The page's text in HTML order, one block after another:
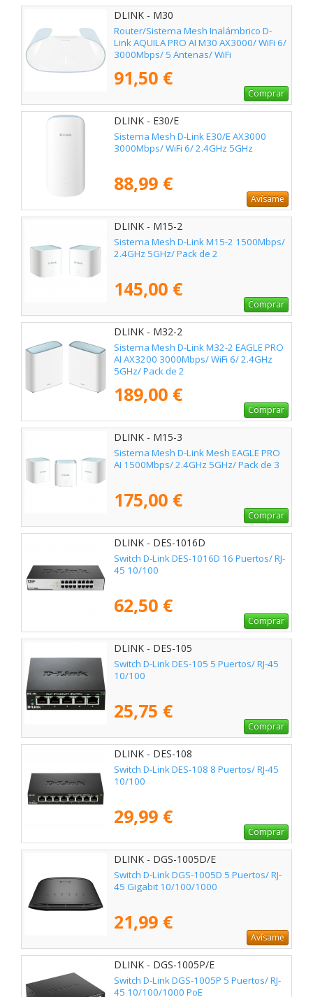
DLINK - M30
Router/Sistema Mesh Inalámbrico D-
Link AQUILA PRO AI M30 AX3000/ WiFi 6/
3000Mbps/ 5 Antenas/ WiFi
91,50 €
Comprar
DLINK - E30/E
Sistema Mesh D-Link E30/E AX3000
3000Mbps/ WiFi 6/ 2.4GHz 5GHz
88,99 €
Avísame
DLINK - M15-2
Sistema Mesh D-Link M15-2 1500Mbps/
2.4GHz 5GHz/ Pack de 2
145,00 €
Comprar
DLINK - M32-2
Sistema Mesh D-Link M32-2 EAGLE PRO
AI AX3200 3000Mbps/ WiFi 6/ 2.4GHz
5GHz/ Pack de 2
189,00 €
Comprar
DLINK - M15-3
Sistema Mesh D-Link Mesh EAGLE PRO
AI 1500Mbps/ 2.4GHz 5GHz/ Pack de 3
175,00 €
Comprar
DLINK - DES-1016D
Switch D-Link DES-1016D 16 Puertos/ RJ-
45 10/100
62,50 €
Comprar
DLINK - DES-105
Switch D-Link DES-105 5 Puertos/ RJ-45
10/100
25,75 €
Comprar
DLINK - DES-108
Switch D-Link DES-108 8 Puertos/ RJ-45
10/100
29,99 €
Comprar
DLINK - DGS-1005D/E
Switch D-Link DGS-1005D 5 Puertos/ RJ-
45 Gigabit 10/100/1000
21,99 €
Avísame
DLINK - DGS-1005P/E
Switch D-Link DGS-1005P 5 Puertos/ RJ-
45 10/100/1000 PoE